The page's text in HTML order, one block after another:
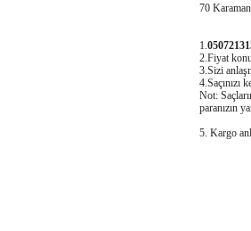
70
1.
2.Fiyat
3.Sizi
4.Saçınızı
Not:
paranızın
5. Kargo